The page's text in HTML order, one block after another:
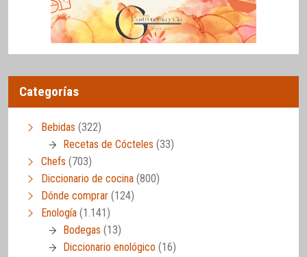
Categorías
Bebidas (322)
Recetas de Cócteles (33)
Chefs (703)
Diccionario de cocina (800)
Dónde comprar (124)
Enología (1.141)
Bodegas (13)
Diccionario enológico (16)